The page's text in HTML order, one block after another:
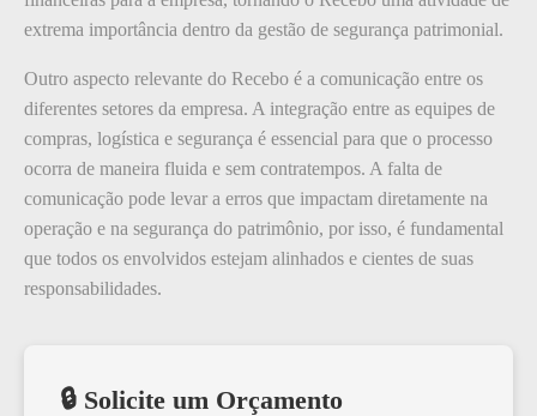
extrema importância dentro da gestão de segurança patrimonial.
Outro aspecto relevante do Recebo é a comunicação entre os
diferentes setores da empresa. A integração entre as equipes de
compras, logística e segurança é essencial para que o processo
ocorra de maneira fluida e sem contratempos. A falta de
comunicação pode levar a erros que impactam diretamente na
operação e na segurança do patrimônio, por isso, é fundamental
que todos os envolvidos estejam alinhados e cientes de suas
responsabilidades.
🔒 Solicite um Orçamento